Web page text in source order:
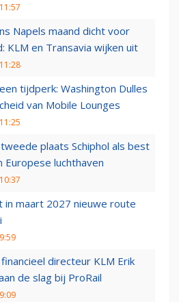
Napels maand dicht voor
KLM en Transavia wijken uit
tijdperk: Washington Dulles
van Mobile Lounges
plaats Schiphol als best
Europese luchthaven
in maart 2027 nieuwe route
directeur KLM Erik
de slag bij ProRail